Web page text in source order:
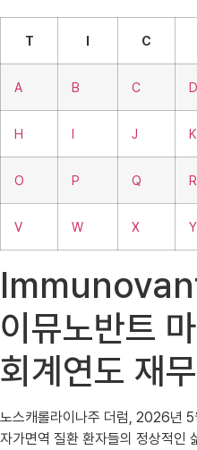
T I C
A B C D
H I J K
O P Q R
V W X Y
이뮤노반트
회계연도 재
노스캐롤라이나주 더럼, 2026
자가면역 질환 환자들의 정상적인